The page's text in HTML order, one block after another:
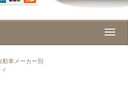
車メーカー別